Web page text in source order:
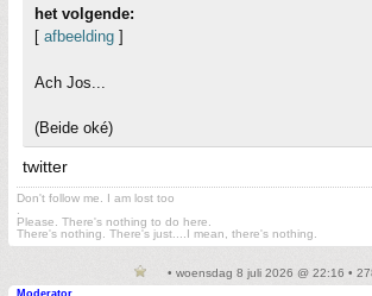
het volgende:
[ afbeelding ]
Ach Jos...
(Beide oké)
twitter
Don't follow me. I am lost too
Please. There's nothing to do here.
There's nothing. There's just....I mean, there's nothing.
• woensdag 8 juli 2026 @ 22:16 •
Moderator